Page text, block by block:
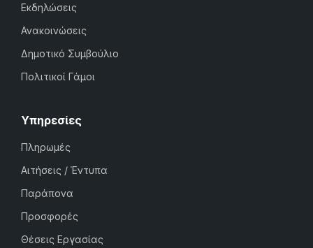
Εκδηλώσεις
Ανακοινώσεις
Δημοτικό Συμβούλιο
Πολιτικοί Γάμοι
Υπηρεσίες
Πληρωμές
Αιτήσεις / Έντυπα
Παράπονα
Προσφορές
Θέσεις Εργασίας